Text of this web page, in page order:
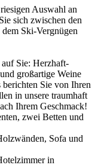
Auswahl an
sich zwischen den
Ski-Vergnügen
Sie: Herzhaft-
großartige Weine
Sie von Ihren
in unsere traumhaft
Ihrem Geschmack!